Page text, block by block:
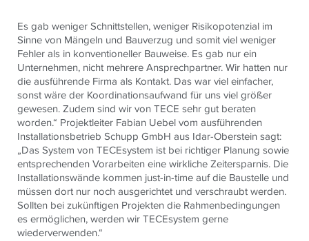
Es gab weniger Schnittstellen, weniger Risikopotenzial im
Sinne von Mängeln und Bauverzug und somit viel weniger
Fehler als in konventioneller Bauweise. Es gab nur ein
Unternehmen, nicht mehrere Ansprechpartner. Wir hatten nur
die ausführende Firma als Kontakt. Das war viel einfacher,
sonst wäre der Koordinationsaufwand für uns viel größer
gewesen. Zudem sind wir von TECE sehr gut beraten
worden.“ Projektleiter Fabian Uebel vom ausführenden
Installationsbetrieb Schupp GmbH aus Idar-Oberstein sagt:
„Das System von TECEsystem ist bei richtiger Planung sowie
entsprechenden Vorarbeiten eine wirkliche Zeitersparnis. Die
Installationswände kommen just-in-time auf die Baustelle und
müssen dort nur noch ausgerichtet und verschraubt werden.
Sollten bei zukünftigen Projekten die Rahmenbedingungen
es ermöglichen, werden wir TECEsystem gerne
wiederverwenden.“